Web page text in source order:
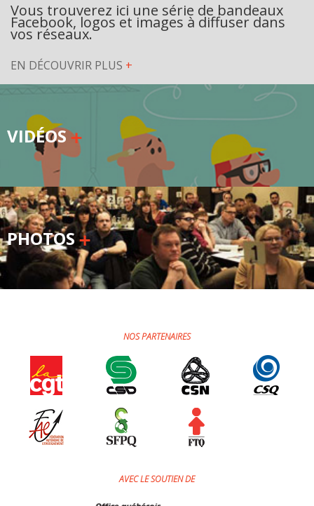
Vous trouverez ici une série de bandeaux
Facebook, logos et images à diffuser dans
vos réseaux.
EN DÉCOUVRIR PLUS +
VIDÉOS
PHOTOS
NOS PARTENAIRES
AVEC LE SOUTIEN DE